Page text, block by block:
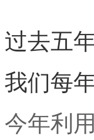
过去五
我们每
今年利